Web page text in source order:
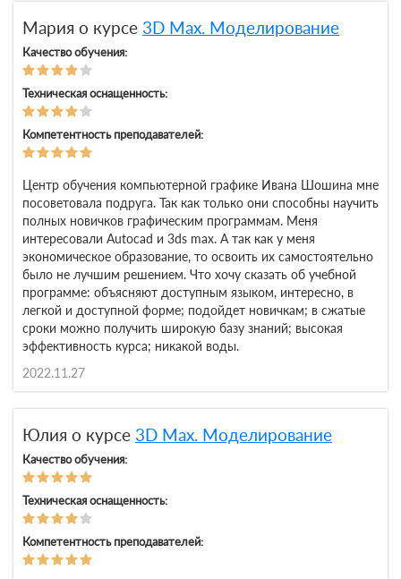
Мария о курсе 3D Max. Моделирование
Качество обучения:
Техническая оснащенность:
Компетентность преподавателей:
Центр обучения компьютерной графике Ивана Шошина мне
посоветовала подруга. Так как только они способны научить
полных новичков графическим программам. Меня
интересовали A​utocad и 3ds max. А так как у меня
экономическое образование, то освоить их самостоятельно
было не лучшим решением. Что хочу сказать об учебной
программе: объясняют доступным языком, интересно, в
легкой и доступной форме; подойдет новичкам; в сжатые
сроки можно получить широкую базу знаний; высокая
эффективность курса; никакой воды.
2022.11.27
Юлия о курсе 3D Max. Моделирование
Качество обучения:
Техническая оснащенность:
Компетентность преподавателей: